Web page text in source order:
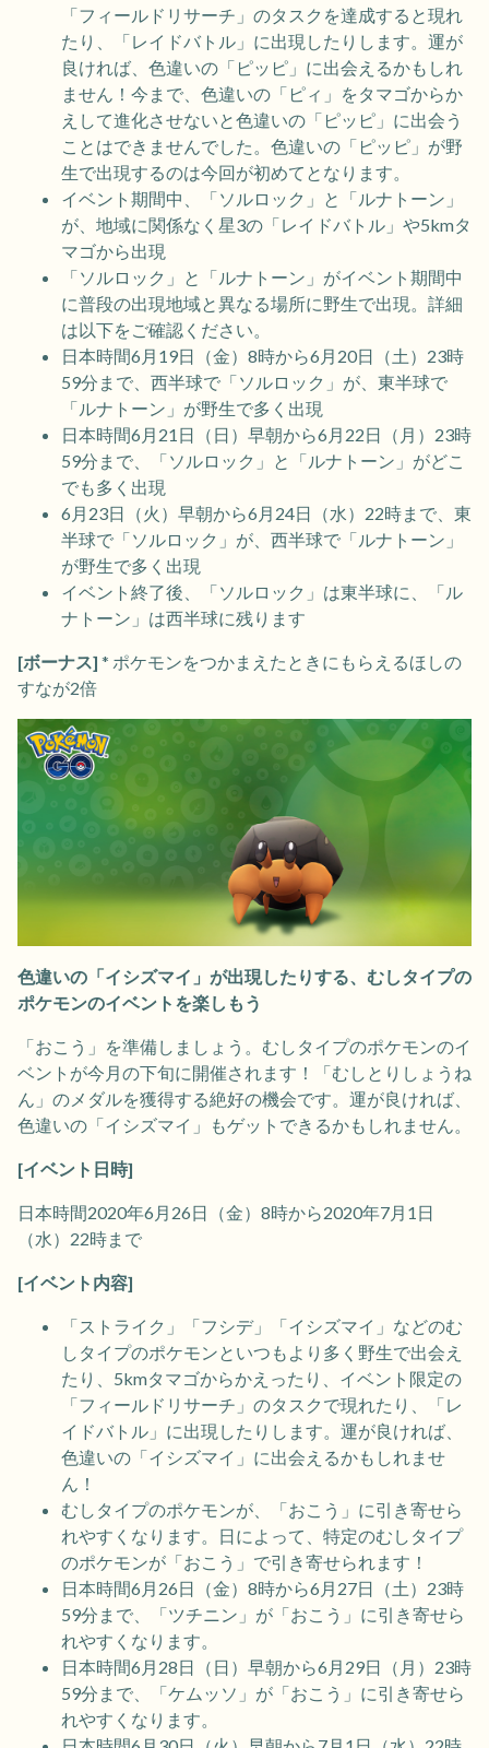
「フィールドリサーチ」のタスクを達成すると現れ
たり、「レイドバトル」に出現したりします。運が
良ければ、色違いの「ピッピ」に出会えるかもしれ
ません！今まで、色違いの「ピィ」をタマゴからか
えして進化させないと色違いの「ピッピ」に出会う
ことはできませんでした。色違いの「ピッピ」が野
生で出現するのは今回が初めてとなります。
イベント期間中、「ソルロック」と「ルナトーン」
が、地域に関係なく星3の「レイドバトル」や5kmタ
マゴから出現
「ソルロック」と「ルナトーン」がイベント期間中
に普段の出現地域と異なる場所に野生で出現。詳細
は以下をご確認ください。
日本時間6月19日（金）8時から6月20日（土）23時
59分まで、西半球で「ソルロック」が、東半球で
「ルナトーン」が野生で多く出現
日本時間6月21日（日）早朝から6月22日（月）23時
59分まで、「ソルロック」と「ルナトーン」がどこ
でも多く出現
6月23日（火）早朝から6月24日（水）22時まで、東
半球で「ソルロック」が、西半球で「ルナトーン」
が野生で多く出現
イベント終了後、「ソルロック」は東半球に、「ル
ナトーン」は西半球に残ります
[ボーナス] * ポケモンをつかまえたときにもらえるほしの
すなが2倍
色違いの「イシズマイ」が出現したりする、むしタイプの
ポケモンのイベントを楽しもう
「おこう」を準備しましょう。むしタイプのポケモンのイ
ベントが今月の下旬に開催されます！「むしとりしょうね
ん」のメダルを獲得する絶好の機会です。運が良ければ、
色違いの「イシズマイ」もゲットできるかもしれません。
[イベント日時]
日本時間2020年6月26日（金）8時から2020年7月1日
（水）22時まで
[イベント内容]
「ストライク」「フシデ」「イシズマイ」などのむ
しタイプのポケモンといつもより多く野生で出会え
たり、5kmタマゴからかえったり、イベント限定の
「フィールドリサーチ」のタスクで現れたり、「レ
イドバトル」に出現したりします。運が良ければ、
色違いの「イシズマイ」に出会えるかもしれませ
ん！
むしタイプのポケモンが、「おこう」に引き寄せら
れやすくなります。日によって、特定のむしタイプ
のポケモンが「おこう」で引き寄せられます！
日本時間6月26日（金）8時から6月27日（土）23時
59分まで、「ツチニン」が「おこう」に引き寄せら
れやすくなります。
日本時間6月28日（日）早朝から6月29日（月）23時
59分まで、「ケムッソ」が「おこう」に引き寄せら
れやすくなります。